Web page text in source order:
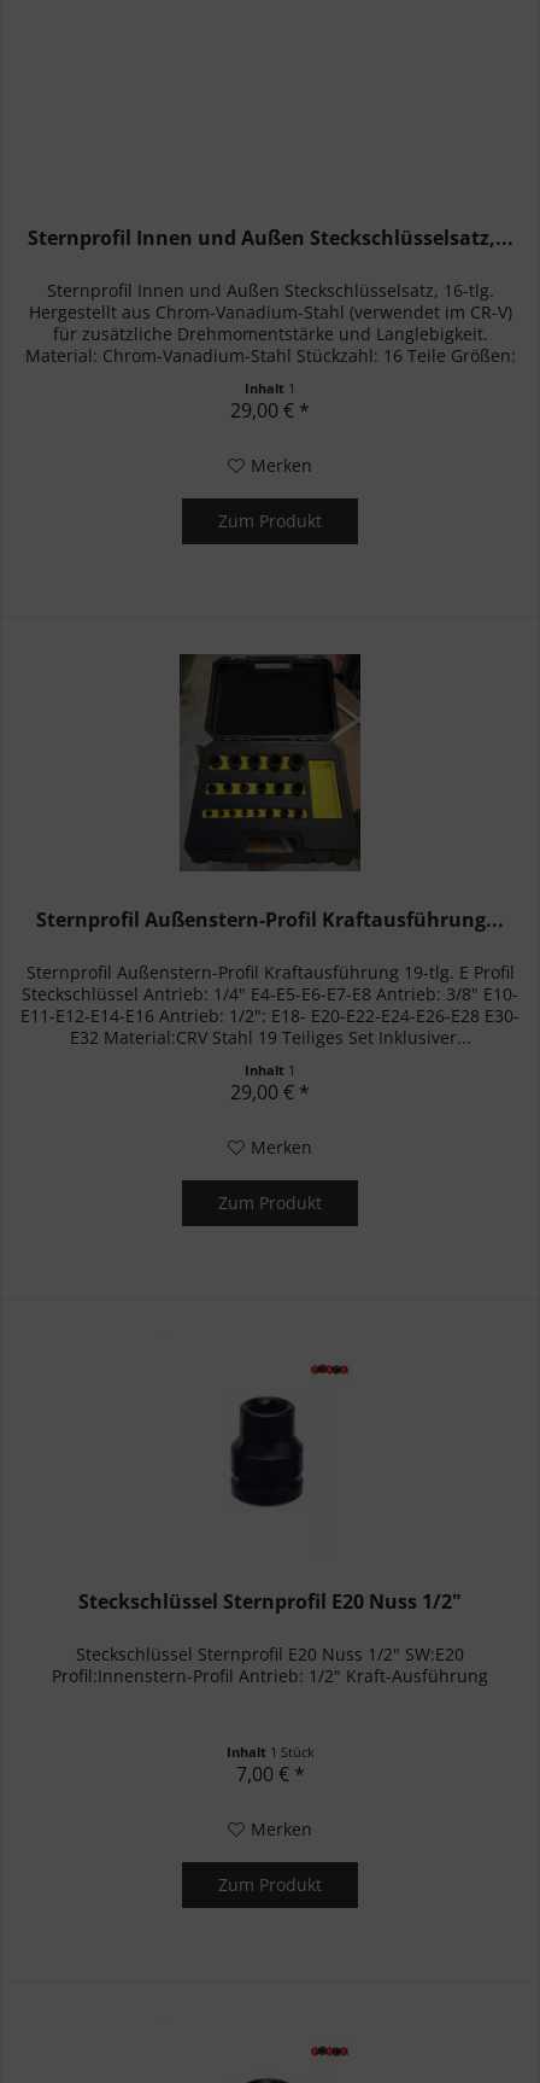
Sternprofil Innen und Außen Steckschlüsselsatz,...
Sternprofil Innen und Außen Steckschlüsselsatz, 16-tlg.
Hergestellt aus Chrom-Vanadium-Stahl (verwendet im CR-V)
für zusätzliche Drehmomentstärke und Langlebigkeit.
Material: Chrom-Vanadium-Stahl Stückzahl: 16 Teile Größen:
Inhalt 1
29,00 € *
Merken
Zum Produkt
Sternprofil Außenstern-Profil Kraftausführung...
Sternprofil Außenstern-Profil Kraftausführung 19-tlg. E Profil
Steckschlüssel Antrieb: 1/4" E4-E5-E6-E7-E8 Antrieb: 3/8" E10-
E11-E12-E14-E16 Antrieb: 1/2": E18- E20-E22-E24-E26-E28 E30-
E32 Material:CRV Stahl 19 Teiliges Set Inklusiver...
Inhalt 1
29,00 € *
Merken
Zum Produkt
Steckschlüssel Sternprofil E20 Nuss 1/2"
Steckschlüssel Sternprofil E20 Nuss 1/2" SW:E20
Profil:Innenstern-Profil Antrieb: 1/2" Kraft-Ausführung
Inhalt 1 Stück
7,00 € *
Merken
Zum Produkt